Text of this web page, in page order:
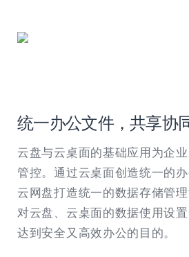
统一办公文件，共享协
云盘与云桌面的基础应用为企
管控。通过云桌面创造统一的
云网盘打造统一的数据存储管
对云盘、云桌面的数据使用设
达到安全又高效办公的目的。